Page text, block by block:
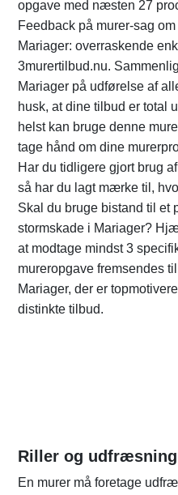
opgave med næsten 27
Feedback på murer-sag
Mariager: overraskende
3murertilbud.nu.
Mariager på udførelse af
husk, at dine tilbud er total
helst kan bruge denne
tage hånd om dine
Har du tidligere gjort brug
så har du lagt mærke til,
Skal du bruge bistand til et
stormskade i Mariager?
at modtage mindst 3
mureropgave fremsendes
Mariager, der er
distinkte tilbud.
Riller og udfræsning
En murer må foretage